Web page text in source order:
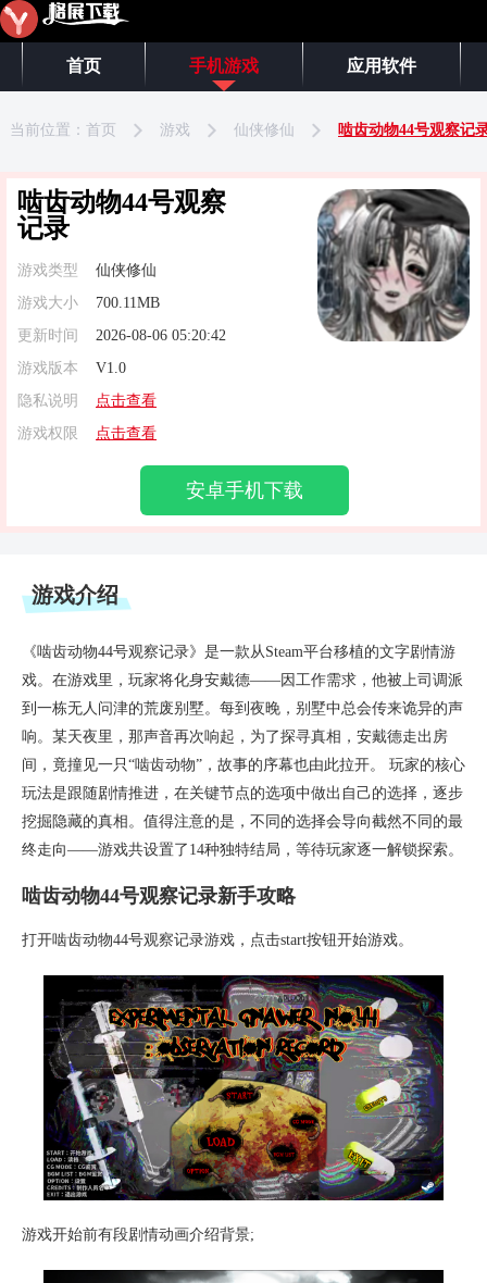
首页 手机游戏 应用软件
当前位置： 首页 游戏 仙侠修仙 啮齿动物44号观察记
啮齿动物44号观察
记录
游戏类型
仙侠修仙
游戏大小
700.11MB
更新时间
2026-08-06 05:20:42
游戏版本
V1.0
隐私说明
点击查看
游戏权限
点击查看
安卓手机下载
游戏介绍
《啮齿动物44号观察记录》是一款从Steam平台移植的文字剧情游
戏。在游戏里，玩家将化身安戴德——因工作需求，他被上司调派
到一栋无人问津的荒废别墅。每到夜晚，别墅中总会传来诡异的声
响。某天夜里，那声音再次响起，为了探寻真相，安戴德走出房
间，竟撞见一只“啮齿动物”，故事的序幕也由此拉开。 玩家的核心
玩法是跟随剧情推进，在关键节点的选项中做出自己的选择，逐步
挖掘隐藏的真相。值得注意的是，不同的选择会导向截然不同的最
终走向——游戏共设置了14种独特结局，等待玩家逐一解锁探索。
啮齿动物44号观察记录新手攻略
打开啮齿动物44号观察记录游戏，点击start按钮开始游戏。
游戏开始前有段剧情动画介绍背景;